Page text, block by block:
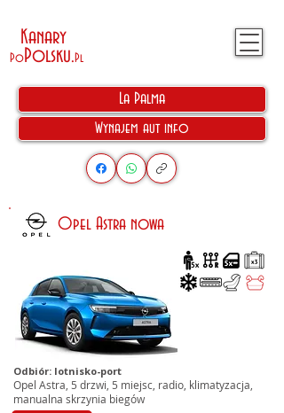
Kanary
PoPolsku.Pl
La Palma
Wynajem aut info
Opel Astra nowa
Odbiór: lotnisko-port
Opel Astra, 5 drzwi, 5 miejsc, radio, klimatyzacja,
manualna skrzynia biegów